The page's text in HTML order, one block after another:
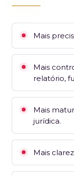
Mais
Mais
relatório,
Mais
jurídica.
Mais